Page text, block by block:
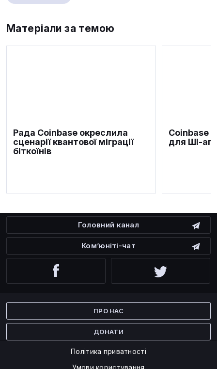
Матеріали за темою
Рада Coinbase окреслила
сценарії квантової міграції
біткоїнів
Coinbase
для ШІ-
Головний канал
Ком’юніті-чат
ПРО НАС
ДОНАТИ
Політика приватності